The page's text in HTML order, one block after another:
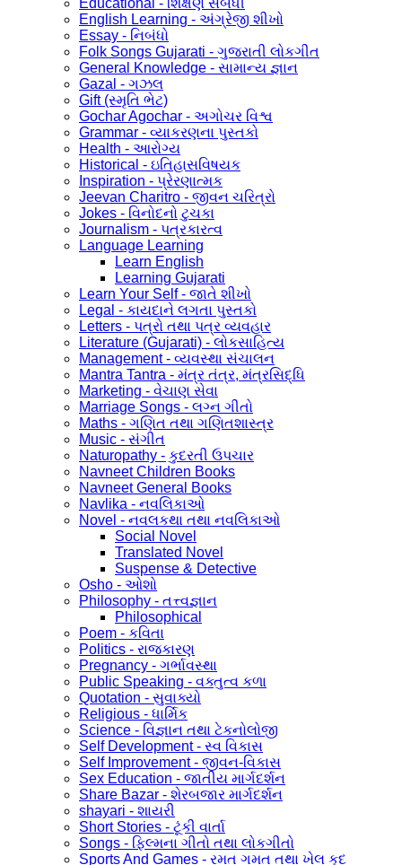
Educational - શિક્ષણ સંબંધી
English Learning - અંગ્રેજી શીખો
Essay - નિબંધો
Folk Songs Gujarati - ગુજરાતી લોકગીત
General Knowledge - સામાન્ય જ્ઞાન
Gazal - ગઝલ
Gift (સ્મૃતિ ભેટ)
Gochar Agochar - અગોચર વિશ્વ
Grammar - વ્યાકરણના પુસ્તકો
Health - આરોગ્ય
Historical - ઇતિહાસવિષયક
Inspiration - પ્રેરણાત્મક
Jeevan Charitro - જીવન ચરિત્રો
Jokes - વિનોદનો ટુચકા
Journalism - પત્રકારત્વ
Language Learning
Learn English
Learning Gujarati
Learn Your Self - જાતે શીખો
Legal - કાયદાને લગતા પુસ્તકો
Letters - પત્રો તથા પત્ર વ્યવહાર
Literature (Gujarati) - લોકસાહિત્ય
Management - વ્યવસ્થા સંચાલન
Mantra Tantra - મંત્ર તંત્ર, મંત્રસિદ્ધિ
Marketing - વેચાણ સેવા
Marriage Songs - લગ્ન ગીતો
Maths - ગણિત તથા ગણિતશાસ્ત્ર
Music - સંગીત
Naturopathy - કુદરતી ઉપચાર
Navneet Children Books
Navneet General Books
Navlika - નવલિકાઓ
Novel - નવલકથા તથા નવલિકાઓ
Social Novel
Translated Novel
Suspense & Detective
Osho - ઓશો
Philosophy - તત્ત્વજ્ઞાન
Philosophical
Poem - કવિતા
Politics - રાજકારણ
Pregnancy - ગર્ભાવસ્થા
Public Speaking - વક્તુત્વ કળા
Quotation - સુવાક્યો
Religious - ધાર્મિક
Science - વિજ્ઞાન તથા ટેકનોલોજી
Self Development - સ્વ વિકાસ
Self Improvement - જીવન-વિકાસ
Sex Education - જાતીય માર્ગદર્શન
Share Bazar - શેરબજાર માર્ગદર્શન
shayari - શાયરી
Short Stories - ટૂંકી વાર્તા
Songs - ફિલ્મના ગીતો તથા લોકગીતો
Sports And Games - રમત ગમત તથા ખેલ કૂદ